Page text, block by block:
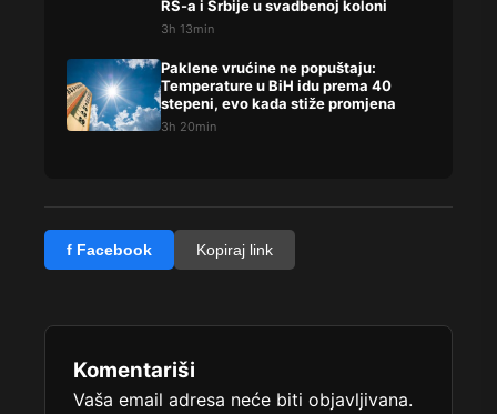
RS-a i Srbije u svadbenoj koloni
3h 13min
Paklene vrućine ne popuštaju:
Temperature u BiH idu prema 40
stepeni, evo kada stiže promjena
3h 20min
f Facebook Kopiraj link
Komentariši
Vaša email adresa neće biti objavljivana.